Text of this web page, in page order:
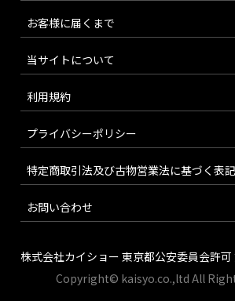
お客様に届くまで
当サイトについて
利用規約
プライバシーポリシー
特定商取引法及び古物営業法に基づく表記
お問い合わせ
株式会社カイショー 東京都公安委員会許
Copyright© kaisyo.co.,ltd All